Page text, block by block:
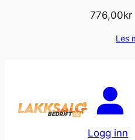
776,00kr
Les
Logg inn